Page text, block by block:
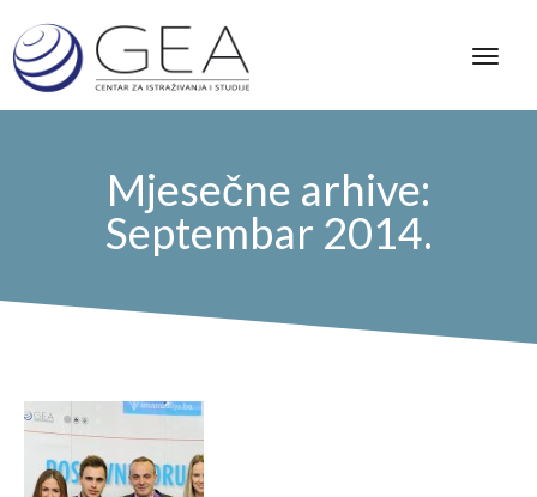
Mjesečne arhive:
Septembar 2014.